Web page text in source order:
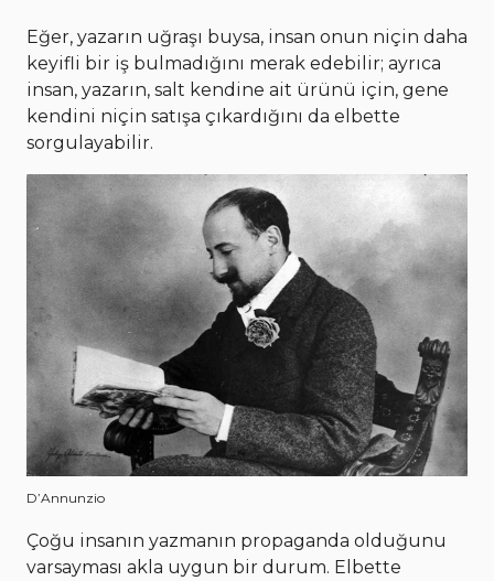
Eğer, yazarın uğraşı buysa, insan onun niçin daha
keyifli bir iş bulmadığını merak edebilir; ayrıca
insan, yazarın, salt kendine ait ürünü için, gene
kendini niçin satışa çıkardığını da elbette
sorgulayabilir.
D’Annunzio
Çoğu insanın yazmanın propaganda olduğunu
varsayması akla uygun bir durum. Elbette